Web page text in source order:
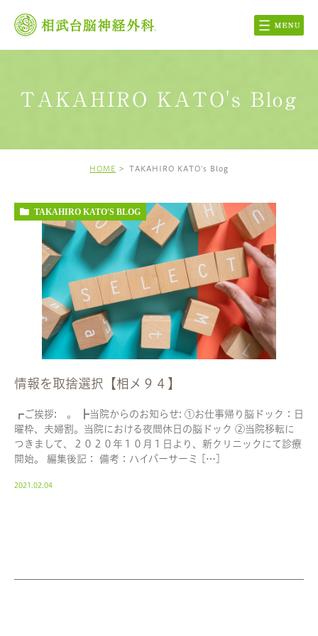
TAKAHIRO KATO's Blog
HOME TAKAHIRO KATO's Blog
TAKAHIRO KATO'S BLOG
情報を取捨選択【相メ９４】
┏ご挨拶: 。 ┣当院からのお知らせ: ①お仕事帰り脳ドック：日
曜枠、夫婦割。当院における夜間休日の脳ドック ②当院移転に
つきまして、２０２０年１０月１日より、新クリニックにて診療
開始。 編集後記： 備考：ハイパーサーミ […]
2021.02.04